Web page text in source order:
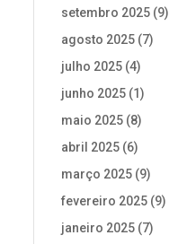
setembro 2025 (9)
agosto 2025 (7)
julho 2025 (4)
junho 2025 (1)
maio 2025 (8)
abril 2025 (6)
março 2025 (9)
fevereiro 2025 (9)
janeiro 2025 (7)